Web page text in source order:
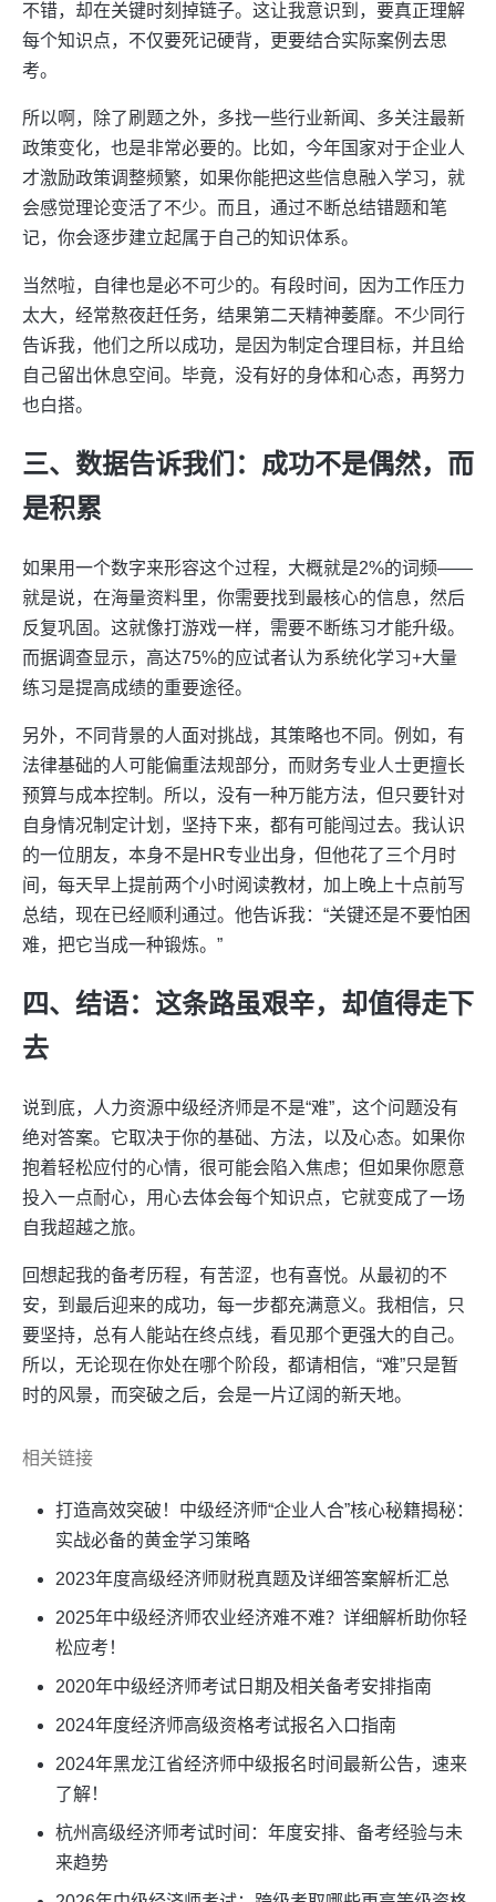
不错，却在关键时刻掉链子。这让我意识到，要真正理解
每个知识点，不仅要死记硬背，更要结合实际案例去思
考。
所以啊，除了刷题之外，多找一些行业新闻、多关注最新
政策变化，也是非常必要的。比如，今年国家对于企业人
才激励政策调整频繁，如果你能把这些信息融入学习，就
会感觉理论变活了不少。而且，通过不断总结错题和笔
记，你会逐步建立起属于自己的知识体系。
当然啦，自律也是必不可少的。有段时间，因为工作压力
太大，经常熬夜赶任务，结果第二天精神萎靡。不少同行
告诉我，他们之所以成功，是因为制定合理目标，并且给
自己留出休息空间。毕竟，没有好的身体和心态，再努力
也白搭。
三、数据告诉我们：成功不是偶然，而
是积累
如果用一个数字来形容这个过程，大概就是2%的词频——
就是说，在海量资料里，你需要找到最核心的信息，然后
反复巩固。这就像打游戏一样，需要不断练习才能升级。
而据调查显示，高达75%的应试者认为系统化学习+大量
练习是提高成绩的重要途径。
另外，不同背景的人面对挑战，其策略也不同。例如，有
法律基础的人可能偏重法规部分，而财务专业人士更擅长
预算与成本控制。所以，没有一种万能方法，但只要针对
自身情况制定计划，坚持下来，都有可能闯过去。我认识
的一位朋友，本身不是HR专业出身，但他花了三个月时
间，每天早上提前两个小时阅读教材，加上晚上十点前写
总结，现在已经顺利通过。他告诉我：“关键还是不要怕困
难，把它当成一种锻炼。”
四、结语：这条路虽艰辛，却值得走下
去
说到底，人力资源中级经济师是不是“难”，这个问题没有
绝对答案。它取决于你的基础、方法，以及心态。如果你
抱着轻松应付的心情，很可能会陷入焦虑；但如果你愿意
投入一点耐心，用心去体会每个知识点，它就变成了一场
自我超越之旅。
回想起我的备考历程，有苦涩，也有喜悦。从最初的不
安，到最后迎来的成功，每一步都充满意义。我相信，只
要坚持，总有人能站在终点线，看见那个更强大的自己。
所以，无论现在你处在哪个阶段，都请相信，“难”只是暂
时的风景，而突破之后，会是一片辽阔的新天地。
相关链接
打造高效突破！中级经济师“企业人合”核心秘籍揭秘：
实战必备的黄金学习策略
2023年度高级经济师财税真题及详细答案解析汇总
2025年中级经济师农业经济难不难？详细解析助你轻
松应考！
2020年中级经济师考试日期及相关备考安排指南
2024年度经济师高级资格考试报名入口指南
2024年黑龙江省经济师中级报名时间最新公告，速来
了解！
杭州高级经济师考试时间：年度安排、备考经验与未
来趋势